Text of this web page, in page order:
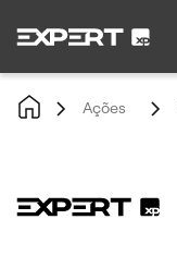
Ações